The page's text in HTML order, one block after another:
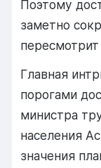
Поэтому
заметно
Главная
порогами
министра
населения
значения